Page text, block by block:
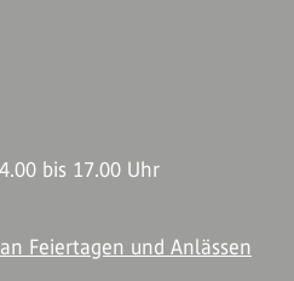
bis 17.00 Uhr
Feiertagen und Anlässen